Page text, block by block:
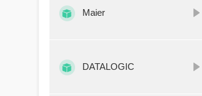
Maier
DATALOGIC